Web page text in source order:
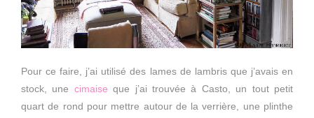
Pour ce faire, j’ai utilisé des lames de lambris que j’avais en
stock, une cimaiseque j’ai trouvée à Casto, un tout petit
quart de rond pour mettre autour de la verrière, une plinthe